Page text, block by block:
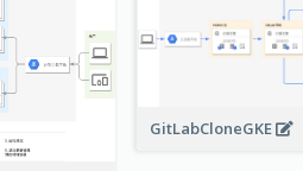
GitLabCloneGKE